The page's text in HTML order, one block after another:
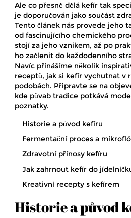
Ale co přesně dělá kefír tak
je doporučován jako součást
Tento článek nás provede jeho
od fascinujícího chemického
stojí za jeho vznikem, až po
ho začlenit do každodenního
Navíc přinášíme několik
receptů, jak si kefír vychutnat v
podobách. Připravte se na
kde půvab tradice potkává
poznatky.
Historie a původ kefíru
Fermentační proces a
Zdravotní přínosy kefíru
Jak zahrnout kefír do
Kreativní recepty s kefírem
Historie a původ